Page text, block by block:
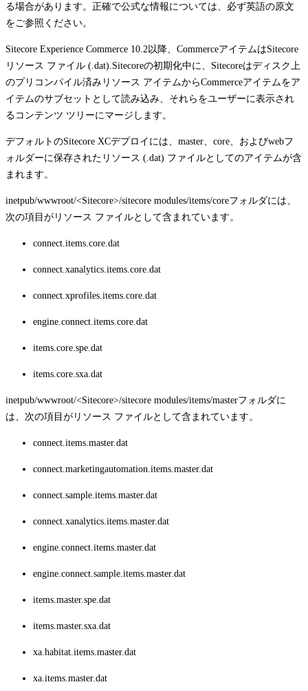
る場合があります。正確で公式な情報については、必ず英語の原文
をご参照ください。
Sitecore Experience Commerce 10.2以降、CommerceアイテムはSitecore
リソース ファイル ( .dat) .Sitecoreの初期化中に、Sitecoreはディスク上
のプリコンパイル済みリソース アイテムからCommerceアイテムをア
イテムのサブセットとして読み込み、それらをユーザーに表示され
るコンテンツ ツリーにマージします。
デフォルトのSitecore XCデプロイには、 master core 、およびwebフ
ォルダーに保存されたリソース ( .dat) ファイルとしてのアイテムが含
まれます。
inetpub/wwwroot/<Sitecore>/sitecore modules/items/coreフォルダには、
次の項目がリソース ファイルとして含まれています。
connect.items.core.dat
connect.xanalytics.items.core.dat
connect.xprofiles.items.core.dat
engine.connect.items.core.dat
items.core.spe.dat
items.core.sxa.dat
inetpub/wwwroot/<Sitecore>/sitecore modules/items/masterフォルダに
は、次の項目がリソース ファイルとして含まれています。
connect.items.master.dat
connect.marketingautomation.items.master.dat
connect.sample.items.master.dat
connect.xanalytics.items.master.dat
engine.connect.items.master.dat
engine.connect.sample.items.master.dat
items.master.spe.dat
items.master.sxa.dat
xa.habitat.items.master.dat
xa.items.master.dat